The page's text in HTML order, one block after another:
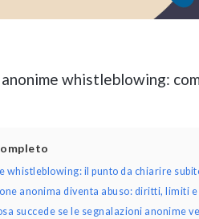
whistleblowing:
whistleblowing: il punto da chiarire
anonima diventa abuso: diritti, limiti
succede se le segnalazioni anonime